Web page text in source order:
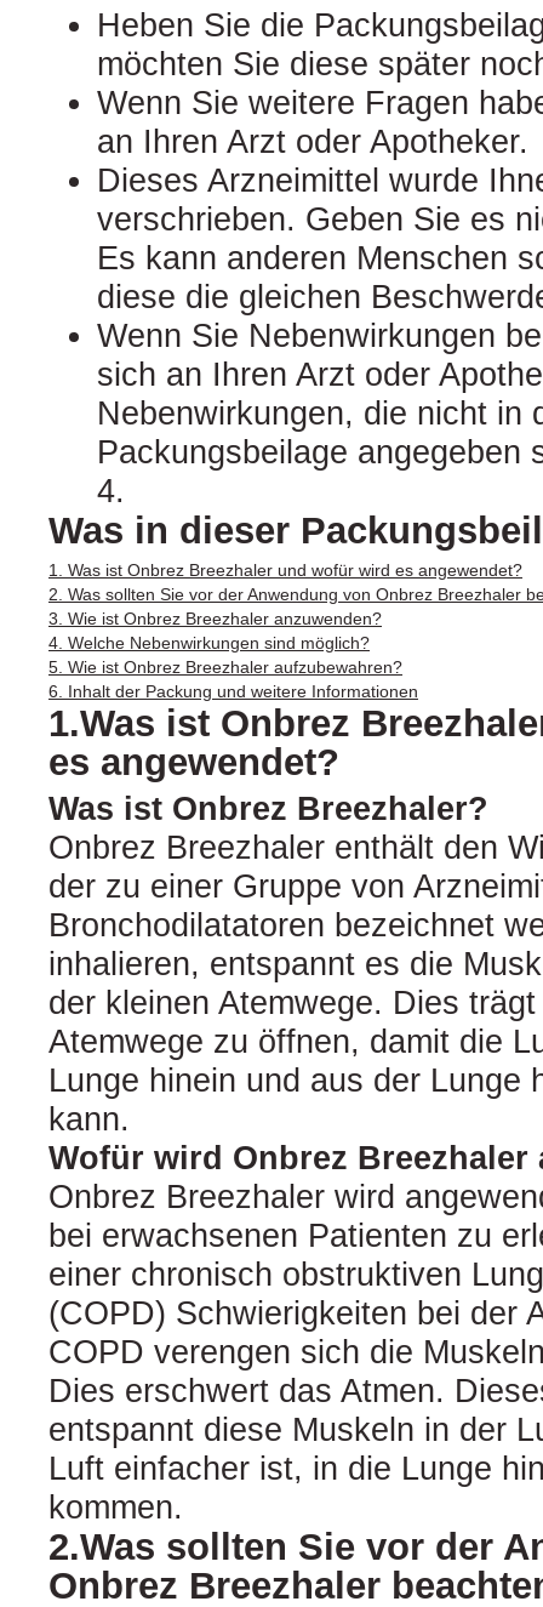
Heben Sie die
möchten Sie diese später
Wenn Sie weitere Fragen
an Ihren Arzt oder Apotheker.
Dieses Arzneimittel wurde
verschrieben. Geben Sie es
Es kann anderen Menschen
diese die gleichen
Wenn Sie Nebenwirkungen
sich an Ihren Arzt oder
Nebenwirkungen, die nicht in
Packungsbeilage angegeben
4.
Was in dieser
1. Was ist Onbrez Breezhaler und wofür wird es angewendet?
2. Was sollten Sie vor der Anwendung von Onbrez Breezhaler
3. Wie ist Onbrez Breezhaler anzuwenden?
4. Welche Nebenwirkungen sind möglich?
5. Wie ist Onbrez Breezhaler aufzubewahren?
6. Inhalt der Packung und weitere Informationen
1.Was ist Onbrez
es angewendet?
Was ist Onbrez Breezhaler?
Onbrez Breezhaler enthält den
der zu einer Gruppe von
Bronchodilatatoren bezeichnet
inhalieren, entspannt es die
der kleinen Atemwege. Dies
Atemwege zu öffnen, damit die
Lunge hinein und aus der Lunge
kann.
Wofür wird Onbrez Breezhaler
Onbrez Breezhaler wird
bei erwachsenen Patienten zu
einer chronisch obstruktiven
(COPD) Schwierigkeiten bei der
COPD verengen sich die
Dies erschwert das Atmen.
entspannt diese Muskeln in der
Luft einfacher ist, in die Lunge
kommen.
2.Was sollten Sie vor der
Onbrez Breezhaler